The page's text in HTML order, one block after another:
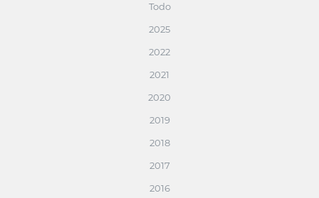
Todo
2025
2022
2021
2020
2019
2018
2017
2016